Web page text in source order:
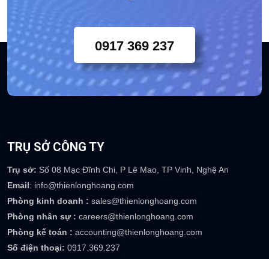
0917 369 237
TRỤ SỞ CÔNG TY
Trụ sở: Số 08 Mạc Đĩnh Chi, P Lê Mao, TP Vinh, Nghệ An
Email: info@thienlonghoang.com
Phòng kinh doanh : sales@thienlonghoang.com
Phòng nhân sự : careers@thienlonghoang.com
Phòng kế toán : accounting@thienlonghoang.com
Số điện thoại: 0917.369.237